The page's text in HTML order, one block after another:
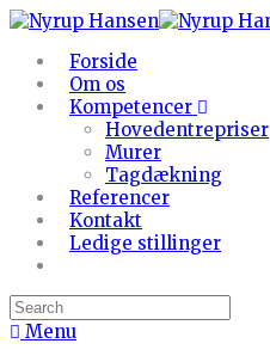
Forside
Om os
Kompetencer
Hovedentrepriser
Murer
Tagdækning
Referencer
Kontakt
Ledige stillinger
Menu